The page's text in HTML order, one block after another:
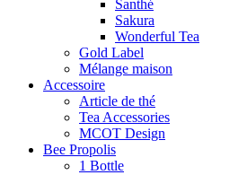
Santhé
Sakura
Wonderful Tea
Gold Label
Mélange maison
Accessoire
Article de thé
Tea Accessories
MCOT Design
Bee Propolis
1 Bottle